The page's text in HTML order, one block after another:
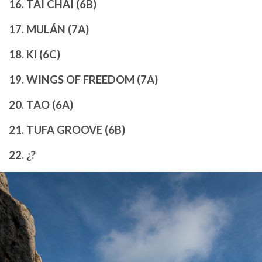
16. TAI CHAI (6B)
17. MULÁN (7A)
18. KI (6C)
19. WINGS OF FREEDOM (7A)
20. TAO (6A)
21. TUFA GROOVE (6B)
22. ¿?